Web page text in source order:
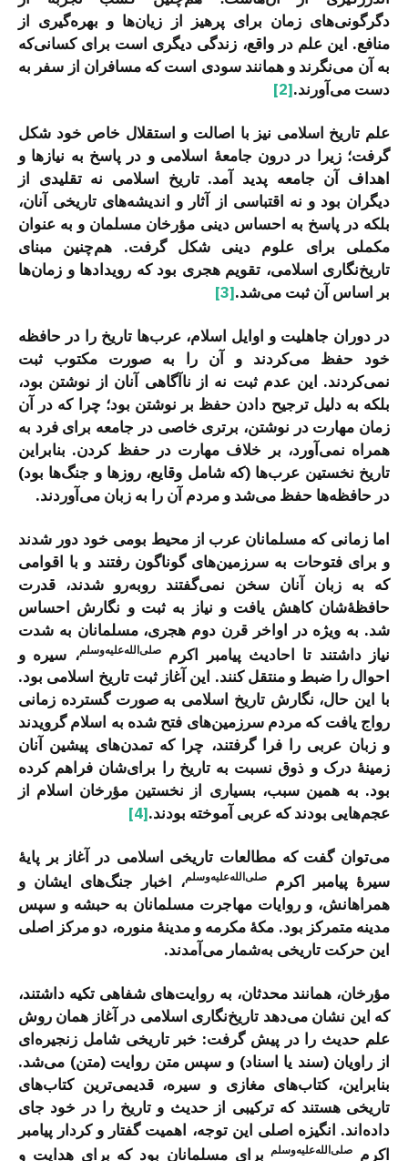
دگرگونی‌های زمان برای پرهیز از زیان‌ها و بهره‌گیری از
منافع. این علم در واقع، زندگی دیگری است برای کسانی‌که
به آن می‌نگرند و همانند سودی است که مسافران از سفر به
دست می‌آورند.[2]
علم تاریخ اسلامی نیز با اصالت و استقلال خاص خود شکل
گرفت؛ زیرا در درون جامعۀ اسلامی و در پاسخ به نیازها و
اهداف آن جامعه پدید آمد. تاریخ اسلامی نه تقلیدی از
دیگران بود و نه اقتباسی از آثار و اندیشه‌های تاریخی آنان،
بلکه در پاسخ به احساس دینی مؤرخان مسلمان و به عنوان
مکملی برای علوم دینی شکل گرفت. هم‌چنین مبنای
تاریخ‌نگاری اسلامی، تقویم هجری بود که رویدادها و زمان‌ها
بر اساس آن ثبت می‌شد.[3]
در دوران جاهلیت و اوایل اسلام، عرب‌ها تاریخ را در حافظه
خود حفظ می‌کردند و آن را به صورت مکتوب ثبت
نمی‌کردند. این عدم ثبت نه از ناآگاهی آنان از نوشتن بود،
بلکه به دلیل ترجیح دادن حفظ بر نوشتن بود؛ چرا که در آن
زمان مهارت در نوشتن، برتری خاصی در جامعه برای فرد به
همراه نمی‌آورد، بر خلاف مهارت در حفظ کردن. بنابراین
تاریخ نخستین عرب‌ها (که شامل وقایع، روزها و جنگ‌ها بود)
در حافظه‌ها حفظ می‌شد و مردم آن را به زبان می‌آوردند.
اما زمانی که مسلمانان عرب از محیط بومی خود دور شدند
و برای فتوحات به سرزمین‌های گوناگون رفتند و با اقوامی
که به زبان آنان سخن نمی‌گفتند روبه‌رو شدند، قدرت
حافظۀشان کاهش یافت و نیاز به ثبت و نگارش احساس
شد. به ویژه در اواخر قرن دوم هجری، مسلمانان به شدت
نیاز داشتند تا احادیث پیامبر اکرمصلی‌الله‌علیه‌وسلم، سیره‌ و
احوال را ضبط و منتقل کنند. این آغاز ثبت تاریخ اسلامی بود.
با این حال، نگارش تاریخ اسلامی به صورت گسترده زمانی
رواج یافت که مردم سرزمین‌های فتح شده به اسلام گرویدند
و زبان عربی را فرا گرفتند، چرا که تمدن‌های پیشین آنان
زمینۀ درک و ذوق نسبت به تاریخ را برای‌شان فراهم کرده
بود. به همین سبب، بسیاری از نخستین مؤرخان اسلام از
عجم‌هایی بودند که عربی آموخته بودند.[4]
می‌توان گفت که مطالعات تاریخی اسلامی در آغاز بر پایۀ
سیرۀ پیامبر اکرم
صلی‌الله‌علیه‌وسلم، اخبار جنگ‌های ایشان و
همراهانش، و روایات مهاجرت مسلمانان به حبشه و سپس
مدینه متمرکز بود. مکۀ مکرمه و مدینۀ منوره، دو مرکز اصلی
این حرکت تاریخی به‌شمار می‌آمدند.
مؤرخان، همانند محدثان، به روایت‌های شفاهی تکیه داشتند،
که این نشان می‌دهد تاریخ‌نگاری اسلامی در آغاز همان روش
علم حدیث را در پیش گرفت: خبر تاریخی شامل زنجیره‌ای
از راویان (سند یا اسناد) و سپس متن روایت (متن) می‌شد.
بنابراین، کتاب‌های مغازی و سیره، قدیمی‌ترین کتاب‌های
تاریخی هستند که ترکیبی از حدیث و تاریخ را در خود جای
داده‌اند. انگیزه اصلی این توجه، اهمیت گفتار و کردار پیامبر
اکرم صلی‌الله‌علیه‌وسلمبرای مسلمانان بود که برای هدایت و